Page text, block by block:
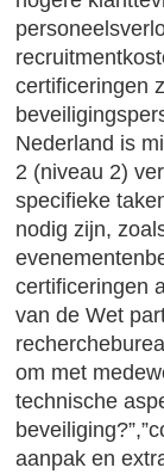
certificeringen
Nederland is
2 (niveau 2)
specifieke
nodig zijn,
certificeringen
van de Wet
om met
technische
aanpak en